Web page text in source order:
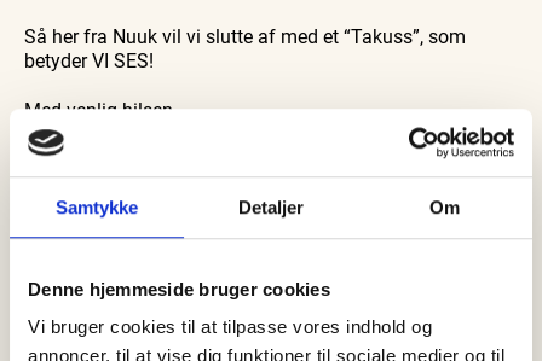
Samtykke Detaljer Om
Denne hjemmeside bruger cookies
Vi bruger cookies til at tilpasse vores indhold og
annoncer, til at vise dig funktioner til sociale medier og til
Så her fra Nuuk vil vi slutte af med et “Takuss”, som
betyder VI SES!
Med venlig hilsen
Forhenværende formand for Skagen Handel
Mads Reimer Andersen